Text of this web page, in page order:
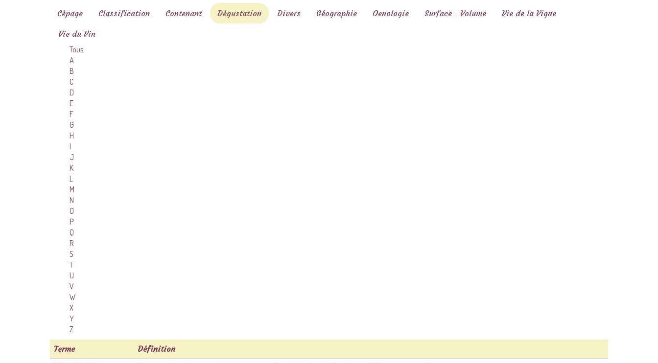
Cépage Classification Contenant Dégustation Divers Géographie Oenologie Surface - Volume Vie de la Vigne
Vie du Vin
Tous
A
B
C
D
E
F
G
H
I
J
K
L
M
N
O
P
Q
R
S
T
U
V
W
X
Y
Z
Terme
Définition